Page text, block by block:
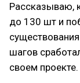
Рассказываю,
до 130 шт и
шагов
своем проекте.